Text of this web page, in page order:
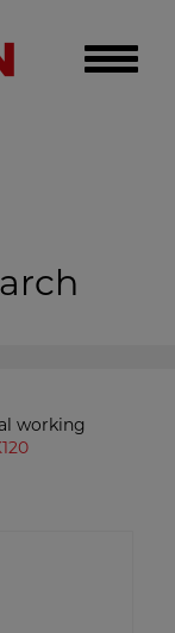
Toggle
working